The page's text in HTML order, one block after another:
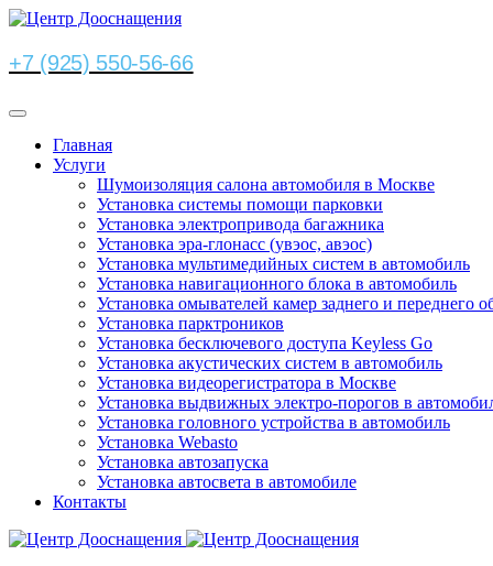
+7 (925) 550-56-66
Главная
Услуги
Шумоизоляция салона автомобиля в Москве
Установка системы помощи парковки
Установка электропривода багажника
Установка эра-глонасс (увэос, авэос)
Установка мультимедийных систем в автомобиль
Установка навигационного блока в автомобиль
Установка омывателей камер заднего и переднего
Установка парктроников
Установка бесключевого доступа Keyless Go
Установка акустических систем в автомобиль
Установка видеорегистратора в Москве
Установка выдвижных электро-порогов в
Установка головного устройства в автомобиль
Установка Webasto
Установка автозапуска
Установка автосвета в автомобиле
Контакты